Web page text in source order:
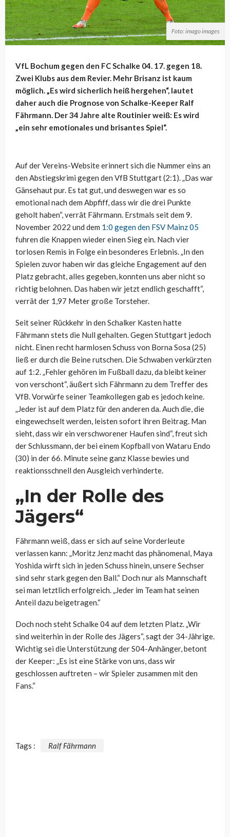
Foto: imago images
VfL Bochum gegen den FC Schalke 04. 17. gegen 18.
Zwei Klubs aus dem Revier. Mehr Brisanz ist kaum
möglich. „Es wird sicherlich heiß hergehen“, lautet
daher auch die Prognose von Schalke-Keeper Ralf
Fährmann. Der 34 Jahre alte Routinier weiß: Es wird
„ein sehr emotionales und brisantes Spiel“.
Auf der Vereins-Website erinnert sich die Nummer eins an
den Abstiegskrimi gegen den VfB Stuttgart (2:1). „Das war
Gänsehaut pur. Es tat gut, und deswegen war es so
emotional nach dem Abpfiff, dass wir die drei Punkte
geholt haben“, verrät Fährmann. Erstmals seit dem 9.
November 2022 und dem 1:0 gegen den FSV Mainz 05
fuhren die Knappen wieder einen Sieg ein. Nach vier
torlosen Remis in Folge ein besonderes Erlebnis. „In den
Spielen zuvor haben wir das gleiche Engagement auf den
Platz gebracht, alles gegeben, konnten uns aber nicht so
richtig belohnen. Das haben wir jetzt endlich geschafft“,
verrät der 1,97 Meter große Torsteher.
Seit seiner Rückkehr in den Schalker Kasten hatte
Fährmann stets die Null gehalten. Gegen Stuttgart jedoch
nicht. Einen recht harmlosen Schuss von Borna Sosa (25)
ließ er durch die Beine rutschen. Die Schwaben verkürzten
auf 1:2. „Fehler gehören im Fußball dazu, da bleibt keiner
von verschont“, äußert sich Fährmann zu dem Treffer des
VfB. Vorwürfe seiner Teamkollegen gab es jedoch keine.
„Jeder ist auf dem Platz für den anderen da. Auch die, die
eingewechselt werden, leisten sofort ihren Beitrag. Man
sieht, dass wir ein verschworener Haufen sind“, freut sich
der Schlussmann, der bei einem Kopfball von Wataru Endo
(30) in der 66. Minute seine ganz Klasse bewies und
reaktionsschnell den Ausgleich verhinderte.
„In der Rolle des
Jägers“
Fährmann weiß, dass er sich auf seine Vorderleute
verlassen kann: „Moritz Jenz macht das phänomenal, Maya
Yoshida wirft sich in jeden Schuss hinein, unsere Sechser
sind sehr stark gegen den Ball.“ Doch nur als Mannschaft
sei man letztlich erfolgreich. „Jeder im Team hat seinen
Anteil dazu beigetragen.“
Doch noch steht Schalke 04 auf dem letzten Platz. „Wir
sind weiterhin in der Rolle des Jägers“, sagt der 34-Jährige.
Wichtig sei die Unterstützung der S04-Anhänger, betont
der Keeper: „Es ist eine Stärke von uns, dass wir
geschlossen auftreten – wir Spieler zusammen mit den
Fans.“
Tags : Ralf Fährmann